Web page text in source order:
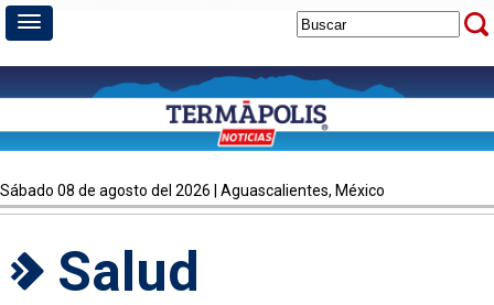
sábado 08 de agosto del 2026 | Aguascalientes, México
Salud